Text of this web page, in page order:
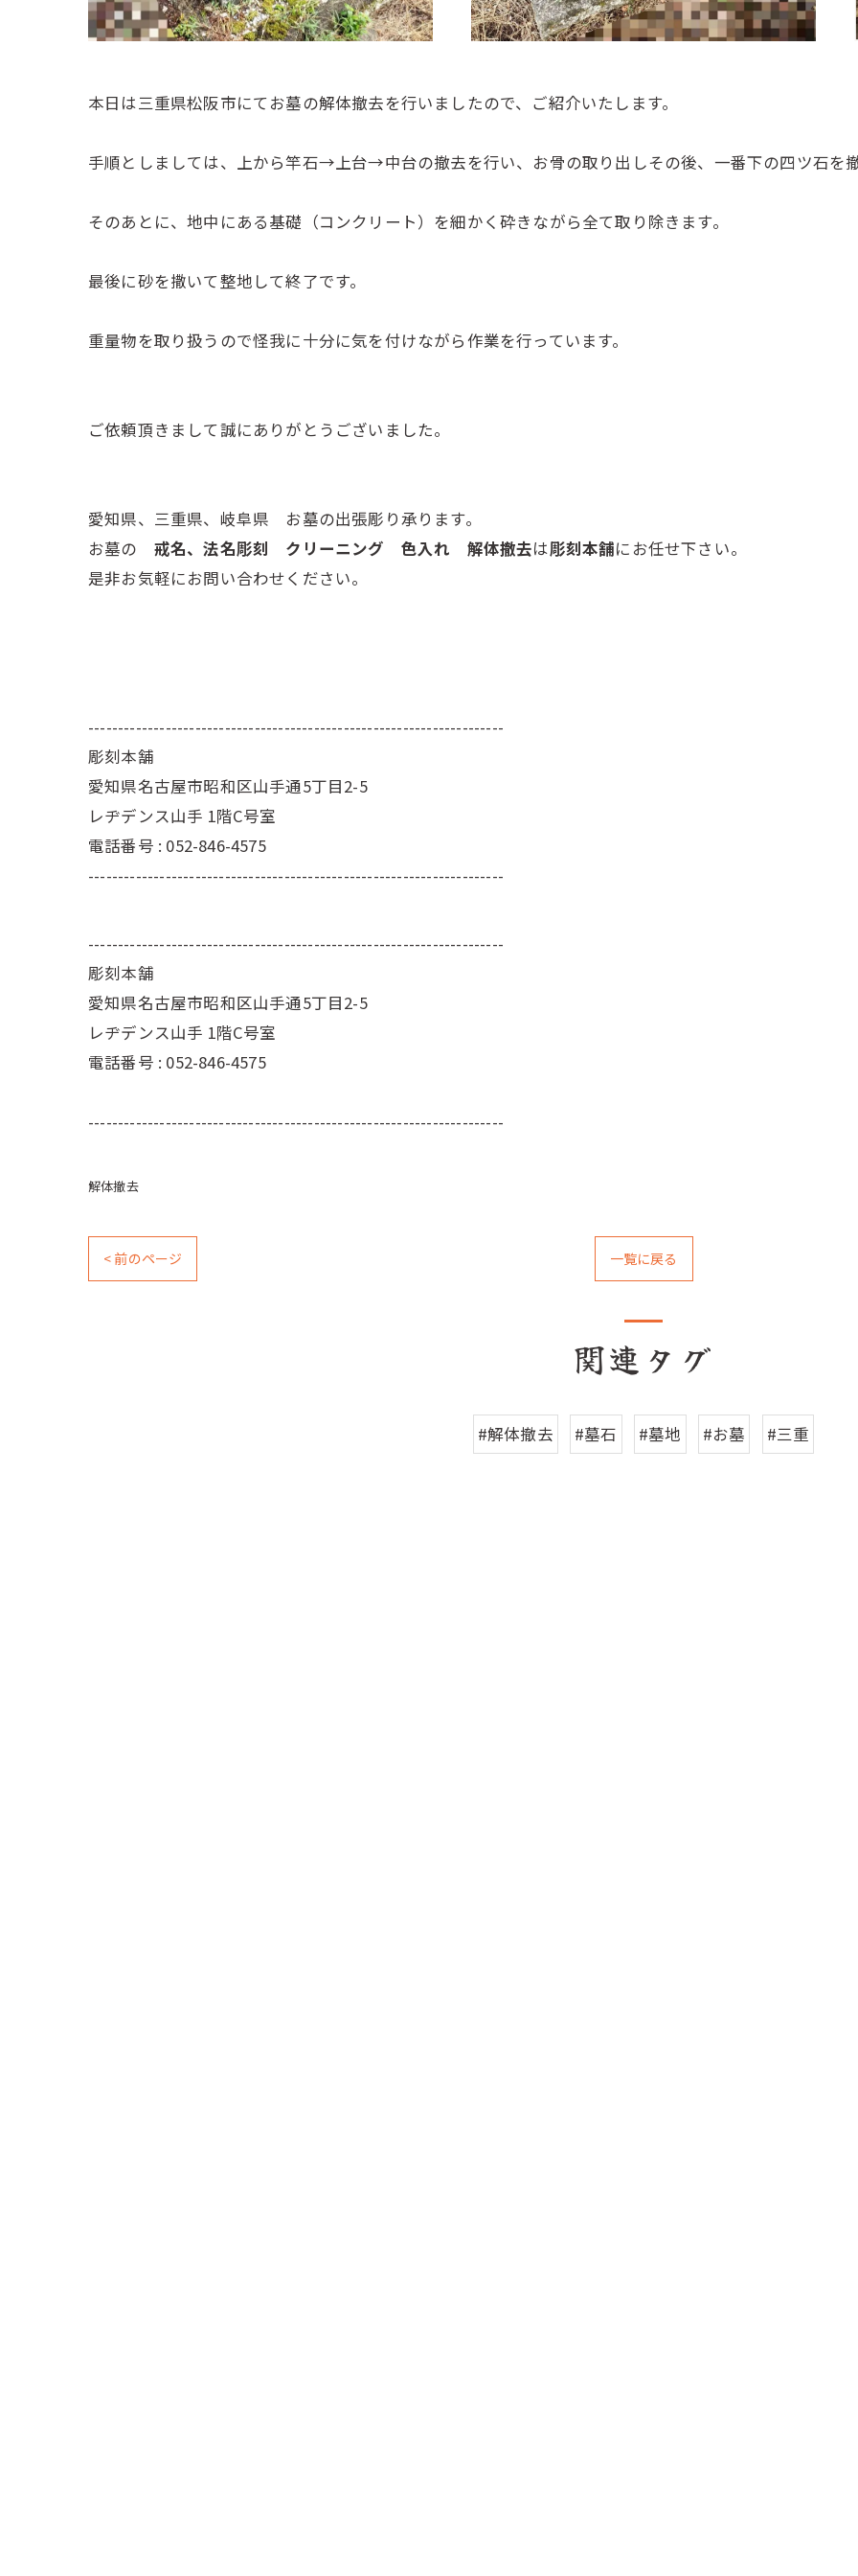
本日は三重県松阪市にてお墓の解体撤去を行いましたので、ご紹介いたします。
手順としましては、上から竿石→上台→中台の撤去を行い、お骨の取り出しその後、一番下の四ツ石を撤
そのあとに、地中にある基礎（コンクリート）を細かく砕きながら全て取り除きます。
最後に砂を撒いて整地して終了です。
重量物を取り扱うので怪我に十分に気を付けながら作業を行っています。
ご依頼頂きまして誠にありがとうございました。
愛知県、三重県、岐阜県 お墓の出張彫り承ります。
お墓の 戒名、法名彫刻 クリーニング 色入れ 解体撤去は彫刻本舗にお任せ下さい。
是非お気軽にお問い合わせください。
----------------------------------------------------------------------
彫刻本舗
愛知県名古屋市昭和区山手通5丁目2-5
レヂデンス山手 1階C号室
電話番号 : 052-846-4575
----------------------------------------------------------------------
----------------------------------------------------------------------
彫刻本舗
愛知県名古屋市昭和区山手通5丁目2-5
レヂデンス山手 1階C号室
電話番号 : 052-846-4575
----------------------------------------------------------------------
解体撤去
< 前のページ 一覧に戻る
関連タグ
#解体撤去 #墓石 #墓地 #お墓 #三重